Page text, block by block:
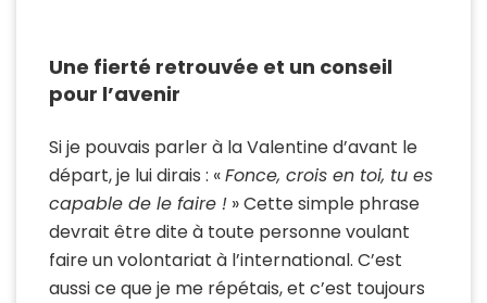
Une fierté retrouvée et un conseil
pour l’avenir
Si je pouvais parler à la Valentine d’avant le
départ, je lui dirais : «Fonce, crois en toi, tu es
capable de le faire ! » Cette simple phrase
devrait être dite à toute personne voulant
faire un volontariat à l’international. C’est
aussi ce que je me répétais, et c’est toujours